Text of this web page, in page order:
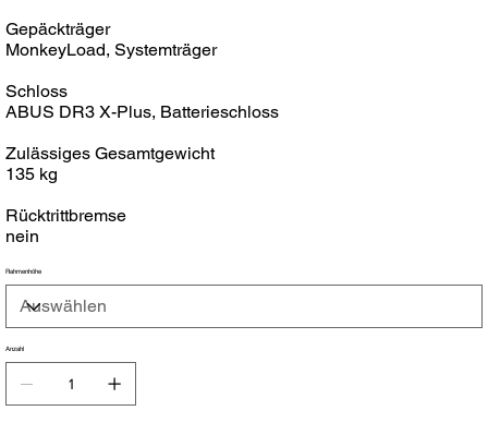
Gepäckträger
MonkeyLoad, Systemträger
Schloss
ABUS DR3 X-Plus, Batterieschloss
Zulässiges Gesamtgewicht
135 kg
Rücktrittbremse
nein
Rahmenhöhe
Anzahl